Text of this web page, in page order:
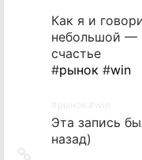
Как я и
небольшой —
счастье
#рынок #win
Эта запись
назад)